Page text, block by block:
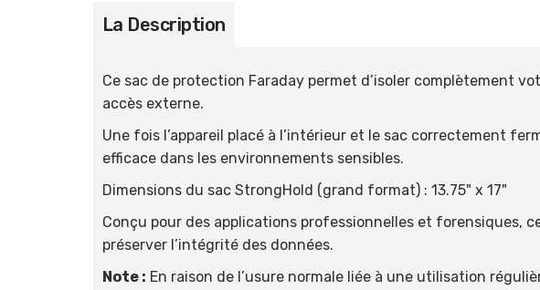
La Description
Ce sac de protection Faraday permet d’isoler complètement
accès externe.
Une fois l’appareil placé à l’intérieur et le sac correctement
efficace dans les environnements sensibles.
Dimensions du sac StrongHold (grand format) : 13.75" x 17"
Conçu pour des applications professionnelles et forensiques,
préserver l’intégrité des données.
Note : En raison de l’usure normale liée à une utilisation